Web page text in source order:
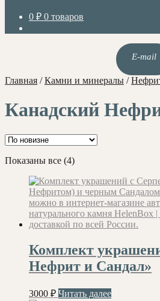
0 ₽ 0 товаров
E-mail
Главная /Камни и минералы /
Канадский
Показаны все (4)Сортировка:
недавние
Комплект
Нефрит и Сандал»
3000 ₽ Читать далее